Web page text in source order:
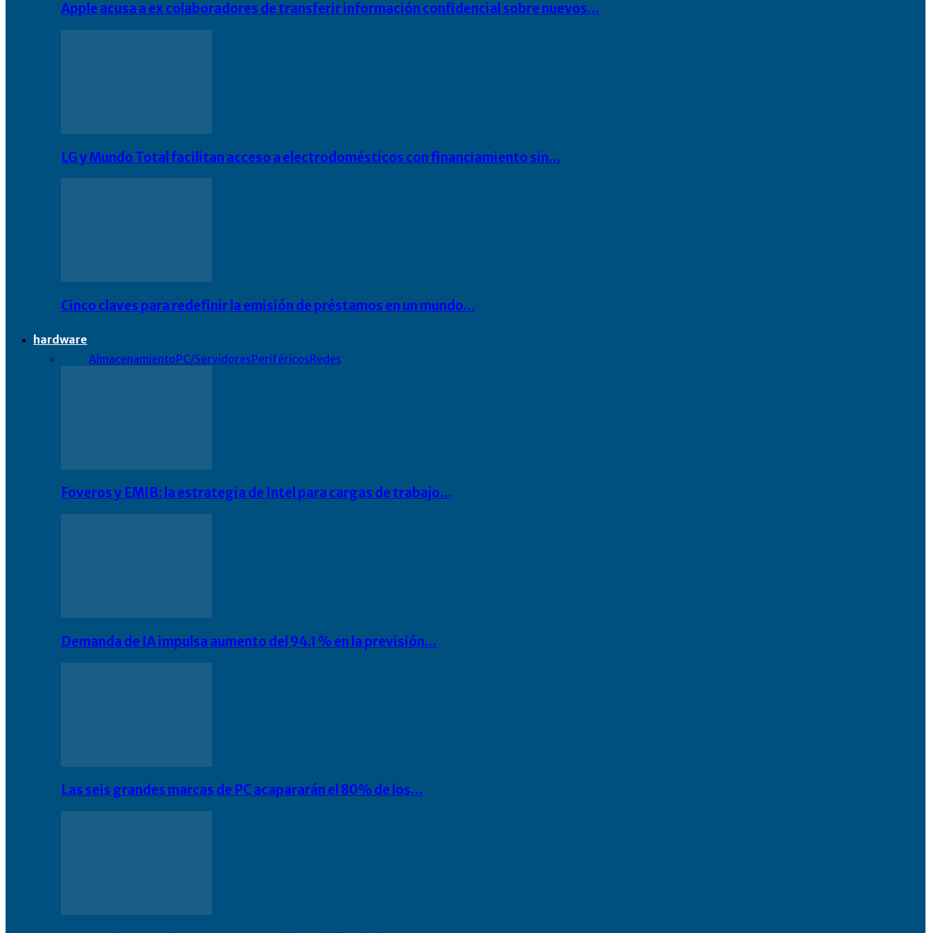
Apple acusa a ex colaboradores de transferir información confidencial sobre nuevos…
LG y Mundo Total facilitan acceso a electrodomésticos con financiamiento sin…
Cinco claves para redefinir la emisión de préstamos en un mundo…
hardware
AlmacenamientoPC/ServidoresPeriféricosRedes
Foveros y EMIB: la estrategia de Intel para cargas de trabajo…
Demanda de IA impulsa aumento del 94.1 % en la previsión…
Las seis grandes marcas de PC acapararán el 80% de los…